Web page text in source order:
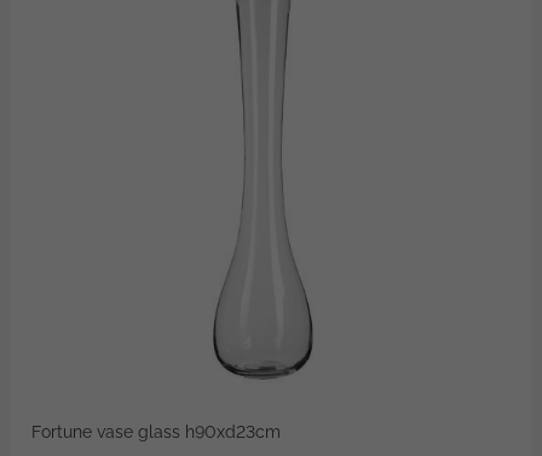
Fortune vase glass h90xd23cm